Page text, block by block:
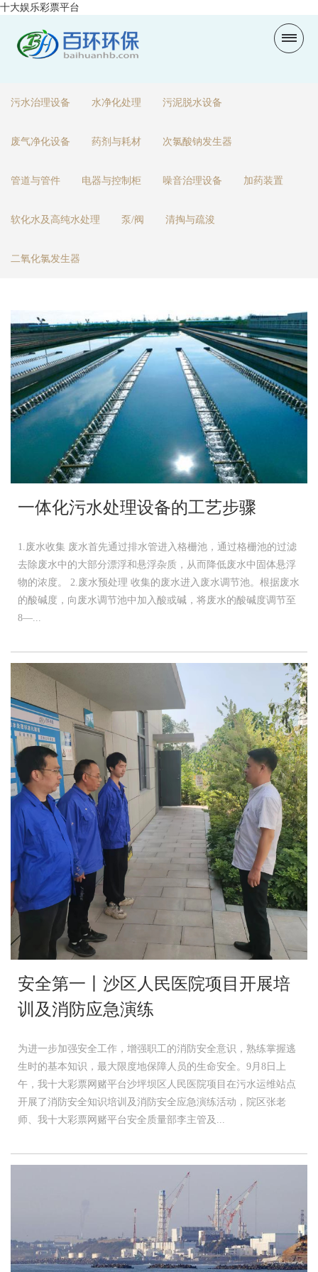
十大娱乐彩票平台
污水治理设备 水净化处理 污泥脱水设备
废气净化设备 药剂与耗材 次氯酸钠发生器
管道与管件 电器与控制柜 噪音治理设备 加药装置
软化水及高纯水处理 泵/阀 清掏与疏浚
二氧化氯发生器
一体化污水处理设备的工艺步骤
1.废水收集 废水首先通过排水管进入格栅池，通过格栅池的过滤
去除废水中的大部分漂浮和悬浮杂质，从而降低废水中固体悬浮
物的浓度。 2.废水预处理 收集的废水进入废水调节池。根据废水
的酸碱度，向废水调节池中加入酸或碱，将废水的酸碱度调节至
8—...
安全第一丨沙区人民医院项目开展培
训及消防应急演练
为进一步加强安全工作，增强职工的消防安全意识，熟练掌握逃
生时的基本知识，最大限度地保障人员的生命安全。9月8日上
午，我十大彩票网赌平台沙坪坝区人民医院项目在污水运维站点
开展了消防安全知识培训及消防安全应急演练活动，院区张老
师、我十大彩票网赌平台安全质量部李主管及...